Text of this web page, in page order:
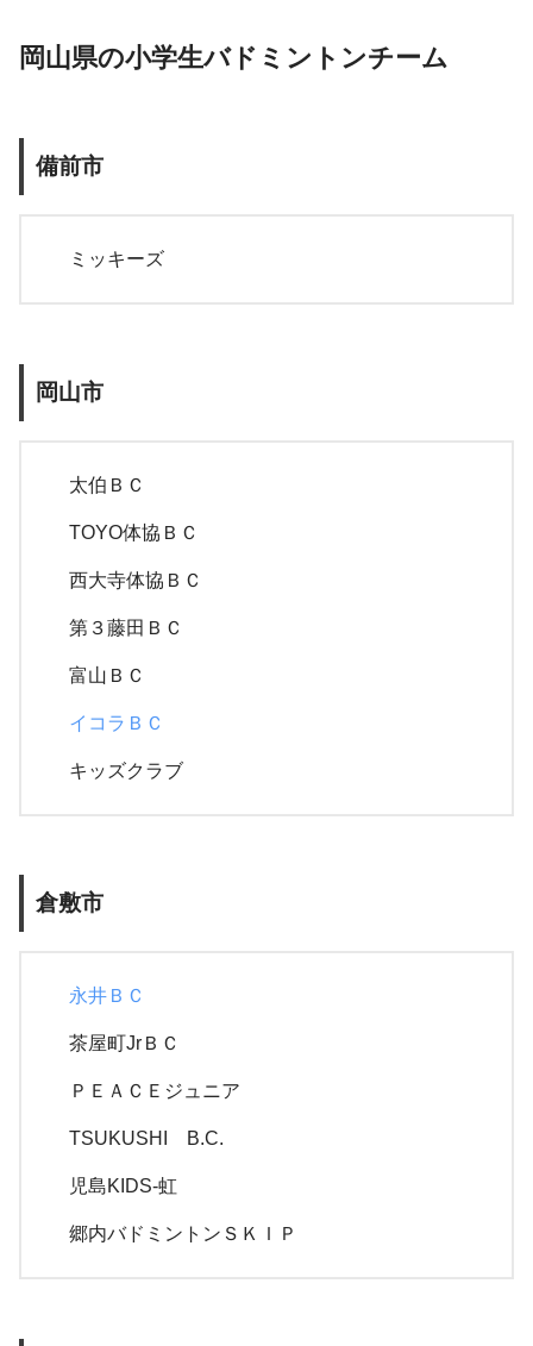
岡山県の小学生バドミントンチーム
備前市
ミッキーズ
岡山市
太伯ＢＣ
TOYO体協ＢＣ
西大寺体協ＢＣ
第３藤田ＢＣ
富山ＢＣ
イコラＢＣ
キッズクラブ
倉敷市
永井ＢＣ
茶屋町JrＢＣ
ＰＥＡＣＥジュニア
TSUKUSHI B.C.
児島KIDS-虹
郷内バドミントンＳＫＩＰ